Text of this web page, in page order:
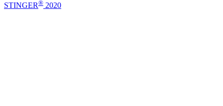
STINGER® 2020